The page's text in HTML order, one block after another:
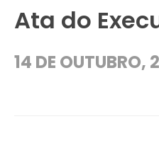
Ata do
14 DE OUTUBRO,